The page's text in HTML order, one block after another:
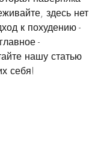
здесь нет
к похудению -
-
нашу статью
себя!